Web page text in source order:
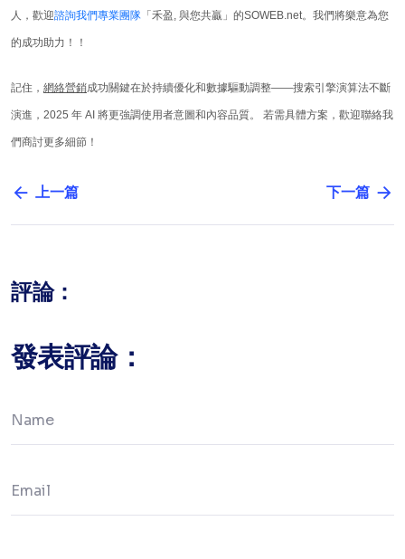
人，歡迎諮詢我們專業團隊 「禾盈, 與您共贏」的SOWEB.net。我們將樂意為您
的成功助力！！
記住， 網絡營銷成功關鍵在於持續優化和數據驅動調整——搜索引擎演算法不斷
演進，2025 年 AI 將更強調使用者意圖和內容品質。 若需具體方案，歡迎聯絡我
們商討更多細節！
上一篇 下一篇
評論：
發表評論：